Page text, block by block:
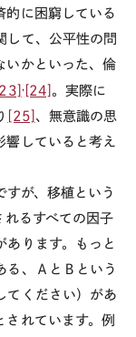
的に困窮している
して、公平性の問
いかといった、倫
[23] [24] 。実際に
[25] 、無意識の思
響していると考え
すが、移植という
れるすべての因子
あります。もっと
る、ＡとＢという
てください）があ
されています。例